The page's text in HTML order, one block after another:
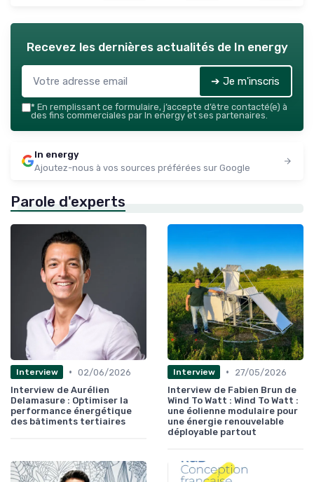
Recevez les dernières actualités de In energy
➔ Je m'inscris
* En remplissant ce formulaire, j’accepte d’être contacté(e) à
des fins commerciales par In energy et ses partenaires.
In energy
Ajoutez-nous à vos sources préférées sur Google
Parole d'experts
Interview • 02/06/2026
Interview de Aurélien
Delamasure : Optimiser la
performance énergétique
des bâtiments tertiaires
Interview •
27/05/2026
Interview de Fabien Brun de
Wind To Watt : Wind To Watt :
une éolienne modulaire pour
une énergie renouvelable
déployable partout